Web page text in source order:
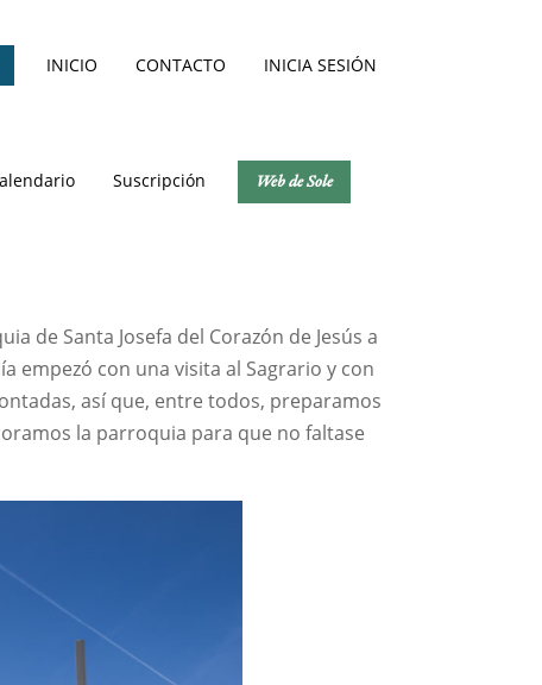
INICIO CONTACTO INICIA SESIÓN
Suscripción Web de Sole
de Santa Josefa del Corazón de Jesús a
empezó con una visita al Sagrario y con
así que, entre todos, preparamos
la parroquia para que no faltase